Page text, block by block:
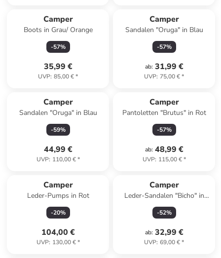
Camper
Boots in Grau/ Orange
-57%
35,99 €
UVP: 85,00 €*
Camper
Sandalen "Oruga" in Blau
-57%
ab: 31,99 €
UVP: 75,00 €*
Camper
Sandalen "Oruga" in Blau
-59%
44,99 €
UVP: 110,00 €*
Camper
Pantoletten "Brutus" in Rot
-57%
ab: 48,99 €
UVP: 115,00 €*
Camper
Leder-Pumps in Rot
-20%
104,00 €
UVP: 130,00 €*
Camper
Leder-Sandalen "Bicho" in
Rosa
-52%
ab: 32,99 €
UVP: 69,00 €*